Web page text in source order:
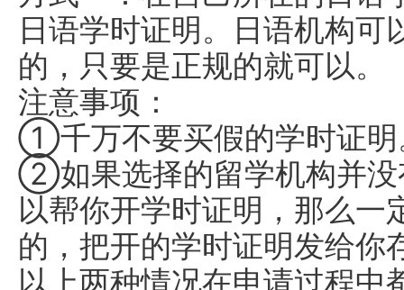
日语学时证明。日语机构可
的，只要是正规的就可以。
注意事项：
①千万不要买假的学时证明
②如果选择的留学机构并没
以帮你开学时证明，那么一
的，把开的学时证明发给你
以上两种情况在申请过程中